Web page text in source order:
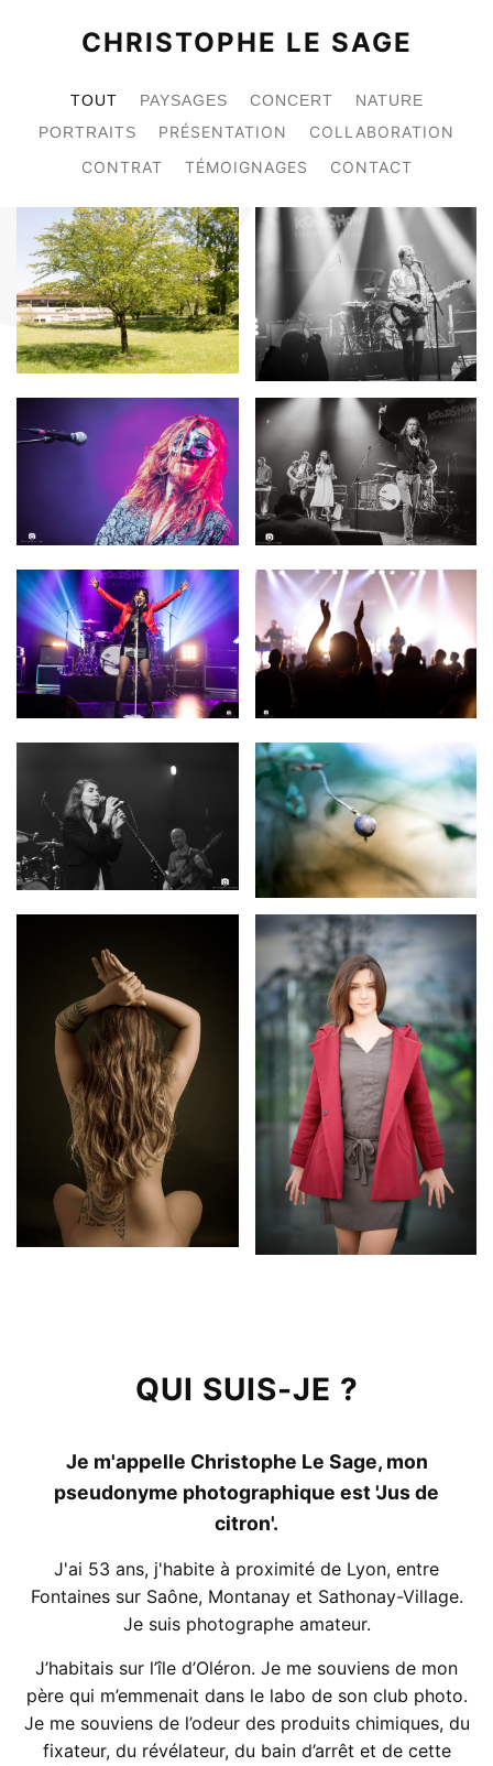
CHRISTOPHE LE SAGE
TOUT PAYSAGES CONCERT
NATURE
PORTRAITS
PRÉSENTATION
COLLABORATION
CONTRAT
TÉMOIGNAGES CONTACT
QUI SUIS-JE ?
Je m'appelle Christophe Le Sage, mon
pseudonyme photographique est 'Jus de
citron'.
J'ai 53 ans, j'habite à proximité de Lyon, entre
Fontaines sur Saône, Montanay et Sathonay-Village.
Je suis photographe amateur.
J’habitais sur l’île d’Oléron. Je me souviens de mon
père qui m’emmenait dans le labo de son club photo.
Je me souviens de l’odeur des produits chimiques, du
fixateur, du révélateur, du bain d’arrêt et de cette